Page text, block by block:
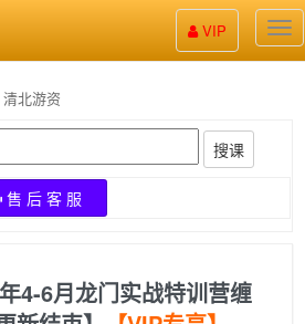
股
票
VIP
清北游资
搜课
售 后 客 服
4-6月龙门实战特训营缠